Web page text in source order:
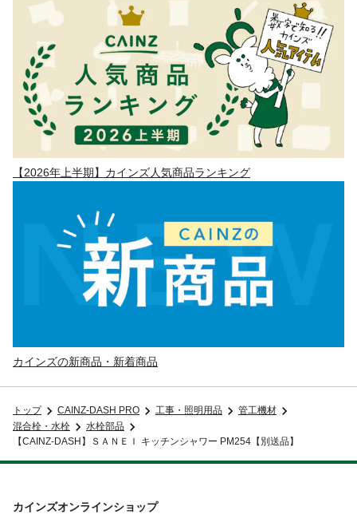
【2026年上半期】カインズ人気商品ランキング
カインズの新商品・新着商品
トップ CAINZ-DASH PRO 工事・照明用品
管工機材
混合栓・水栓
水栓部品
【CAINZ-DASH】ＳＡＮＥＩ キッチンシャワー PM254【別送品】
カインズオンラインショップ